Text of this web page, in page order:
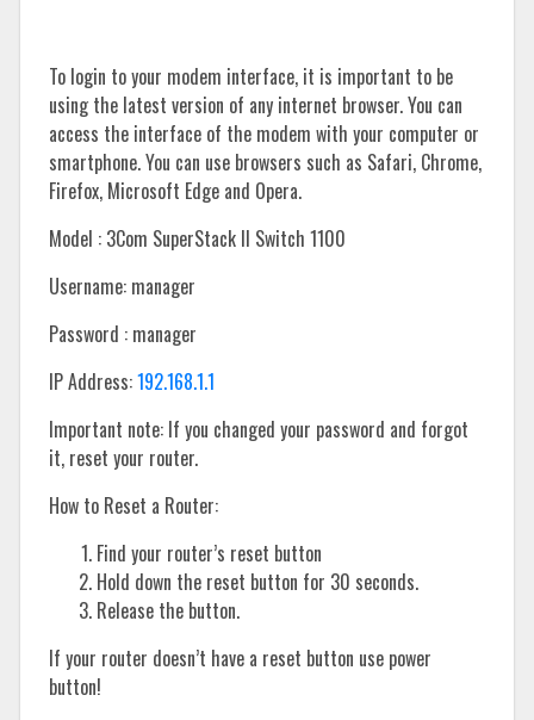
To login to your modem interface, it is important to be
using the latest version of any internet browser. You can
access the interface of the modem with your computer or
smartphone. You can use browsers such as Safari, Chrome,
Firefox, Microsoft Edge and Opera.
Model : 3Com SuperStack II Switch 1100
Username: manager
Password : manager
IP Address:192.168.1.1
Important note: If you changed your password and forgot
it, reset your router.
How to Reset a Router:
Find your router’s reset button
Hold down the reset button for 30 seconds.
Release the button.
If your router doesn’t have a reset button use power
button!